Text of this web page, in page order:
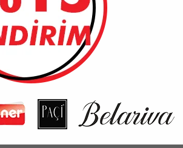
Fiyatları görebilmek için üye girişi
*Sadece toptan satışımız vardır. Koli bazlı satış
Tavsiye Et Yorum Yaz